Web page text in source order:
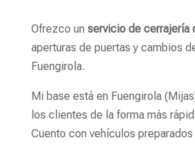
Ofrezco un servicio de cerrajería
aperturas de puertas y cambios
Fuengirola.
Mi base está en Fuengirola
los clientes de la forma más
Cuento con vehículos